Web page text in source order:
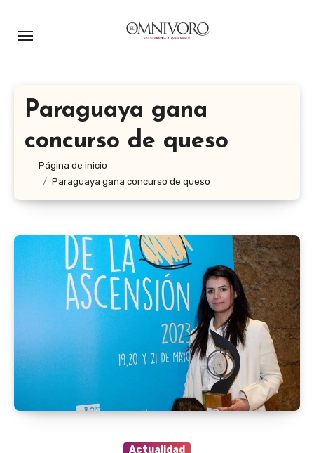
Paraguaya gana
concurso de queso
Página de inicio
Paraguaya gana concurso de queso
Actualidad